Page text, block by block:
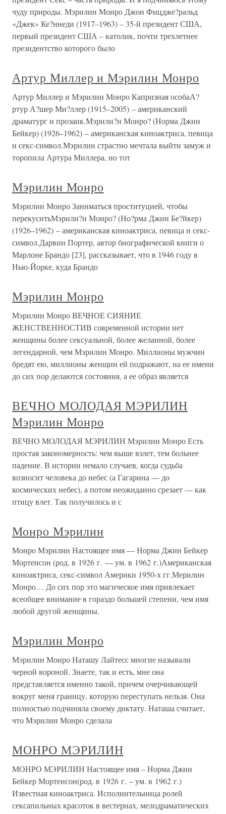
чуду природы. Мэрилин Монро Джон Фицдже?ральд
«Джек» Ке?ннеди (1917–1963) – 35-й президент США,
первый президент США – католик, почти трехлетнее
президентство которого было
Артур Миллер и Мэрилин Монро
Артур Миллер и Мэрилин Монро Капризная особаА?
ртур А?шер Ми?ллер (1915–2005) – американский
драматург и прозаик.Мэрили?н Монро? (Норма Джин
Бейкер) (1926–1962) – американская киноактриса, певица
и секс-символ.Мэрилин страстно мечтала выйти замуж и
торопила Артура Миллера, но тот
Мэрилин Монро
Мэрилин Монро Заниматься проституцией, чтобы
перекуситьМэрили?н Монро? (Но?рма Джин Бе?йкер)
(1926–1962) – американская киноактриса, певица и секс-
символ.Дарвин Портер, автор биографической книги о
Марлоне Брандо [23], рассказывает, что в 1946 году в
Нью-Йорке, куда Брандо
Мэрилин Монро
Мэрилин Монро ВЕЧНОЕ СИЯНИЕ
ЖЕНСТВЕННОСТИВ современной истории нет
женщины более сексуальной, более желанной, более
легендарной, чем Мэрилин Монро. Миллионы мужчин
бредят ею, миллионы женщин ей подражают, на ее имени
до сих пор делаются состояния, а ее образ является
ВЕЧНО МОЛОДАЯ МЭРИЛИН
Мэрилин Монро
ВЕЧНО МОЛОДАЯ МЭРИЛИН Мэрилин Монро Есть
простая закономерность: чем выше взлет, тем больнее
падение. В истории немало случаев, когда судьба
возносит человека до небес (а Гагарина — до
космических небес), а потом неожиданно срезает — как
птицу влет. Так получилось и с
Монро Мэрилин
Монро Мэрилин Настоящее имя — Норма Джин Бейкер
Мортенсон (род. в 1926 г. — ум. в 1962 г.)Американская
киноактриса, секс-символ Америки 1950-х гг.Мерилин
Монро… До сих пор это магическое имя привлекает
всеобщее внимание в гораздо большей степени, чем имя
любой другой женщины.
Мэрилин Монро
Мэрилин Монро Наташу Лайтесс многие называли
черной вороной. Знаете, так и есть, мне она
представляется именно такой, причем очерчивающей
вокруг меня границу, которую переступать нельзя. Она
полностью подчиняла своему диктату. Наташа считает,
что Мэрилин Монро сделала
МОНРО МЭРИЛИН
МОНРО МЭРИЛИН Настоящее имя – Норма Джин
Бейкер Мортенсон(род. в 1926 г. – ум. в 1962 г.)
Известная киноактриса. Исполнительница ролей
сексапильных красоток в вестернах, мелодраматических